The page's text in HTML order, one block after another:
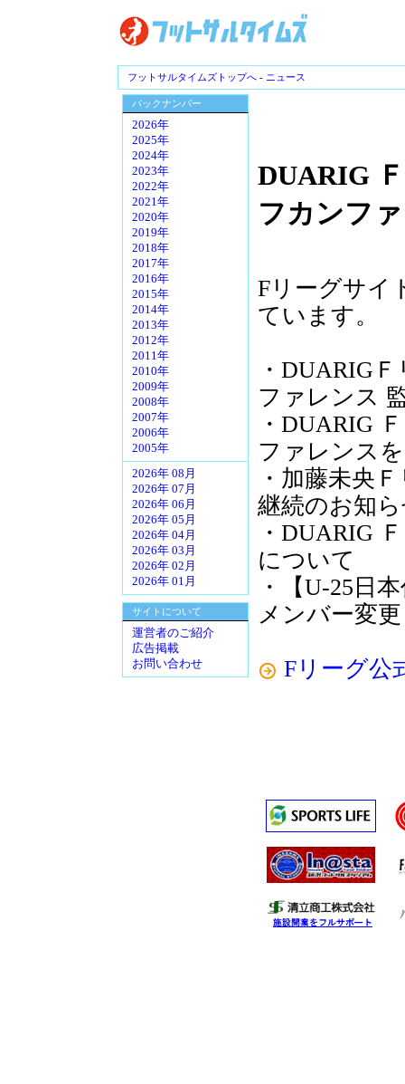
フットサルタイムズトップへ - ニュース
バックナンバー
2026年
2025年
2024年
2023年
2022年
2021年
2020年
2019年
2018年
2017年
2016年
2015年
2014年
2013年
2012年
2011年
2010年
2009年
2008年
2007年
2006年
2005年
2026年 08月
2026年 07月
2026年 06月
2026年 05月
2026年 04月
2026年 03月
2026年 02月
2026年 01月
サイトについて
運営者のご紹介
広告掲載
お問い合わせ
DUARIG
フカンフ
Fリーグサイ
ています。
・DUARIG
ファレンス
・DUARIG
ファレンス
・加藤未央
継続のお知
・DUARIG
について
・【U-25日
メンバー変更
Fリーグ公